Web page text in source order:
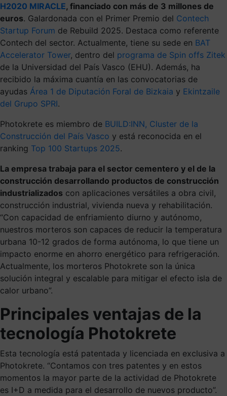
H2020 MIRACLE, financiado con más de 3 millones de
euros. Galardonada con el Primer Premio del Contech
Startup Forum de Rebuild 2025. Destaca como referente
Contech del sector. Actualmente, tiene su sede en BAT
Accelerator Tower, dentro del programa de Spin offs Zitek
de la Universidad del País Vasco (EHU). Además, ha
recibido la máxima cuantía en las convocatorias de
ayudas Área 1 de Diputación Foral de Bizkaia y Ekintzaile
del Grupo SPRI.
Photokrete es miembro de BUILD:INN, Cluster de la
Construcción del País Vasco y está reconocida en el
ranking Top 100 Startups 2025.
La empresa trabaja para el sector cementero y el de la
construcción desarrollando productos de construcción
industrializados con aplicaciones versátiles a obra civil,
construcción industrial, vivienda nueva y rehabilitación.
“Con capacidad de enfriamiento diurno y autónomo,
nuestros morteros son capaces de reducir la temperatura
urbana 10-12 grados de forma autónoma, lo que tiene un
impacto enorme en ahorro energético para refrigeración.
Actualmente, los morteros Photokrete son la única
solución integral y escalable para mitigar el efecto isla de
calor urbano”.
Principales ventajas de la
tecnología Photokrete
Esta tecnología está patentada y licenciada en exclusiva a
Photokrete. “Contamos con tres patentes y en estos
momentos la mayor parte de la actividad de Photokrete
es I+D a medida para el desarrollo de nuevos producto”.